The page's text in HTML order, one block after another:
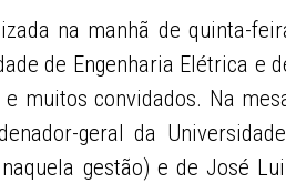
na manhã de quinta-
de Engenharia Elétrica e
muitos convidados. Na
geral da
gestão) e de José